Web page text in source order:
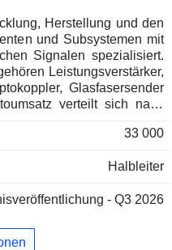
Herstellung und den
und Subsystemen mit
Signalen spezialisiert.
Leistungsverstärker,
Glasfasersender
wie folgt: Amerika
33 000
Halbleiter
- Q3 2026